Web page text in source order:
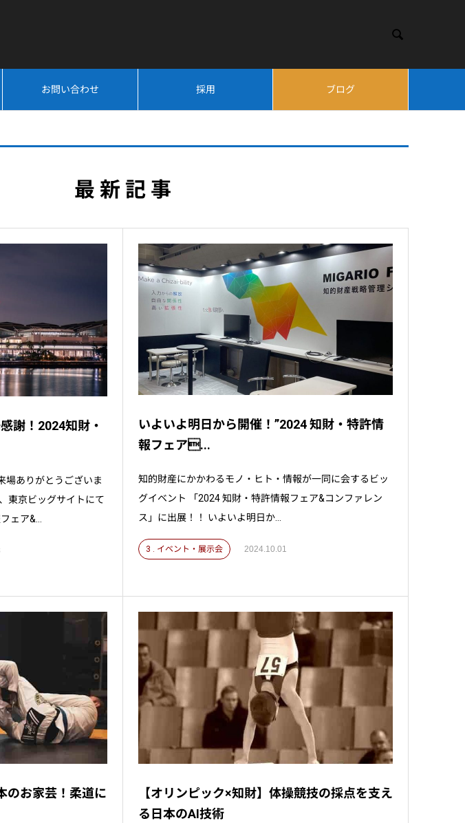

お問い合わせ 採用 ブログ
最 新 記 事
謝！2024知財・
場ありがとうございま
東京ビッグサイトにて
ェア&...
いよいよ明日から開催！”2024 知財・特許情
報フェア...
知的財産にかかわるモノ・ヒト・情報が一同に会するビッ
グイベント 「2024 知財・特許情報フェア&コンファレン
ス」に出展！！ いよいよ明日か...
3 . イベント・展示会 2024.10.01
のお家芸！柔道に
【オリンピック×知財】体操競技の採点を支え
る日本のAI技術